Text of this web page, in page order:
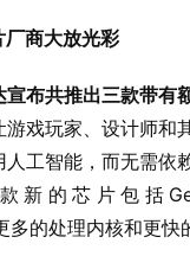
商大放光彩
宣布共推出三款带有
游戏玩家、设计师和
工智能，而无需依
新的芯片包括
多的处理内核和更快